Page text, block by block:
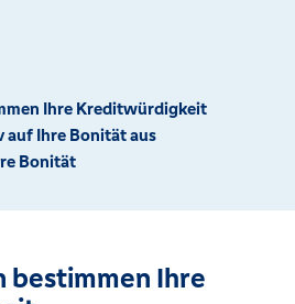
Ihre Kreditwürdigkeit
auf Ihre Bonität aus
Bonität
bestimmen Ihre